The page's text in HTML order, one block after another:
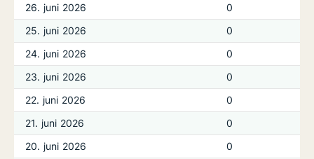
26. juni 2026
0
25. juni 2026
0
24. juni 2026
0
23. juni 2026
0
22. juni 2026
0
21. juni 2026
0
20. juni 2026
0